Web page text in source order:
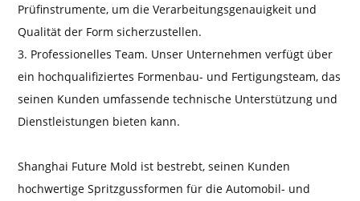
Prüfinstrumente, um die Verarbeitungsgenauigkeit und
Qualität der Form sicherzustellen.
3. Professionelles Team. Unser Unternehmen verfügt über
ein hochqualifiziertes Formenbau- und Fertigungsteam, das
seinen Kunden umfassende technische Unterstützung und
Dienstleistungen bieten kann.
Shanghai Future Mold ist bestrebt, seinen Kunden
hochwertige Spritzgussformen für die Automobil- und